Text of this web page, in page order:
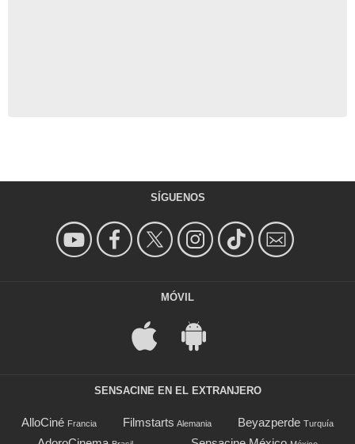
SÍGUENOS
MÓVIL
SENSACINE EN EL EXTRANJERO
AlloCiné Francia Filmstarts Alemania Beyazperde Turquía